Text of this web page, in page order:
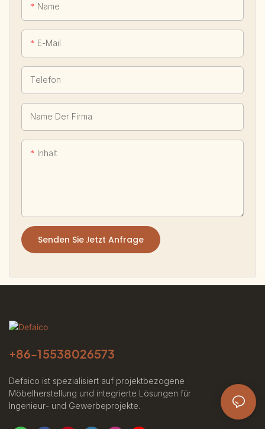
Name
E-Mail
Telefon
Name Der Firma
Inhalt
Senden Sie Jetzt Anfrage
+86-15538026573
Defaico ist spezialisiert auf projektbezogene
Möbelherstellung und integrierte Lösungen für
Ingenieur- und Gewerbeprojekte.